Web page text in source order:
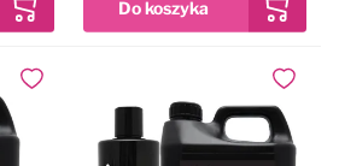
Dodaj do ulubionych Dodaj